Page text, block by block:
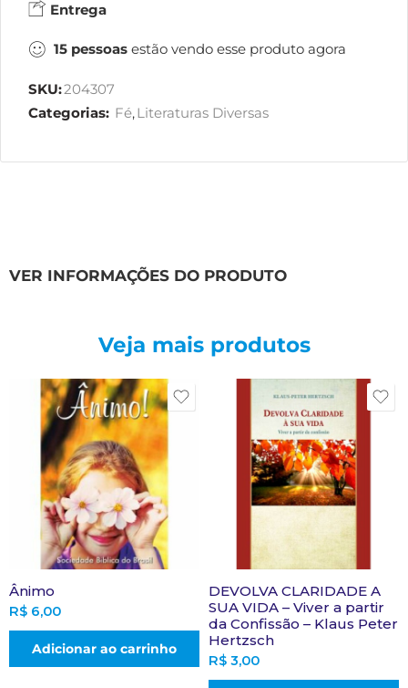
Entrega
15 pessoas estão vendo esse produto agora
SKU:204307
Categorias: Fé,Literaturas Diversas
VER INFORMAÇÕES DO PRODUTO
Veja mais produtos
Ânimo
R$ 6,00
Adicionar ao carrinho
DEVOLVA CLARIDADE A
SUA VIDA – Viver a partir
da Confissão – Klaus Peter
Hertzsch
R$ 3,00